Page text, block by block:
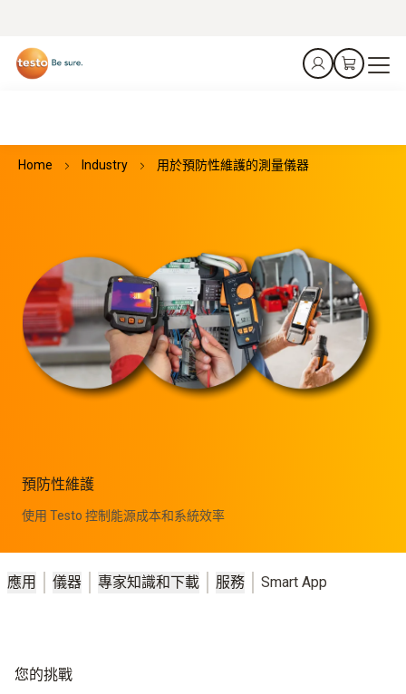
Home Industry 用於預防性維護的測量儀器
預防性維護
使用 Testo 控制能源成本和系統效率
應用 儀器 專家知識和下載 服務 Smart App
您的挑戰